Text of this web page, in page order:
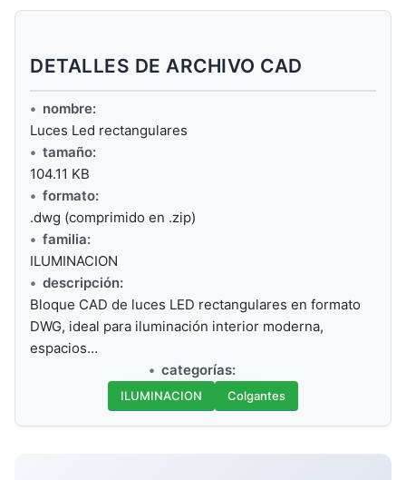
DETALLES DE ARCHIVO CAD
nombre:
Luces Led rectangulares
tamaño:
104.11 KB
formato:
.dwg (comprimido en .zip)
familia:
ILUMINACION
descripción:
Bloque CAD de luces LED rectangulares en formato
DWG, ideal para iluminación interior moderna,
espacios…
categorías:
ILUMINACION Colgantes